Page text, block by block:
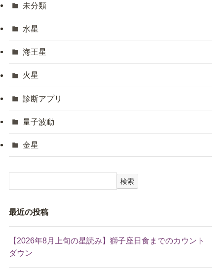
未分類
水星
海王星
火星
診断アプリ
量子波動
金星
検索
最近の投稿
【2026年8月上旬の星読み】獅子座日食までのカウント
ダウン